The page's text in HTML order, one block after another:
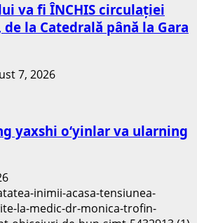
va fi ÎNCHIS circulației
la Catedrală până la Gara
7, 2026
yaxshi o‘yinlar va ularning